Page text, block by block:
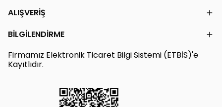
ALIŞVERİŞ
BİLGİLENDİRME
Firmamız Elektronik Ticaret Bilgi Sistemi (ETBİS)'e
Kayıtlıdır.